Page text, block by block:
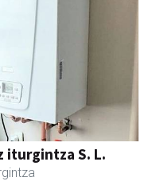
iturgintza S. L.